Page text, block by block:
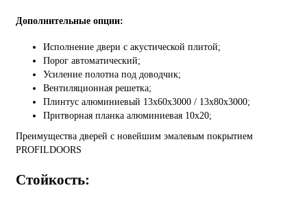
Дополнительные опции:
Исполнение двери с акустической плитой;
Порог автоматический;
Усиление полотна под доводчик;
Вентиляционная решетка;
Плинтус алюминиевый 13х60х3000 / 13х80х3000;
Притворная планка алюминиевая 10x20;
Преимущества дверей с новейшим эмалевым покрытием
PROFILDOORS
Стойкость: